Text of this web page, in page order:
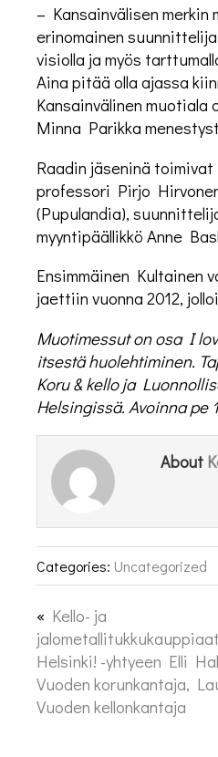
– Kansainvälisen
erinomainen
visiolla ja myös
Aina pitää olla ajassa
Kansainvälinen
Minna Parikka
Raadin jäseninä
professori Pirjo
(Pupulandia),
myyntipäällikkö Anne
Ensimmäinen Kultainen
jaettiin vuonna 2012,
Muotimessut on osa I
itsestä huolehtiminen.
Koru & kello ja
Helsingissä. Avoinna pe
About
Categories: Uncategorized
« Kello- ja
Helsinki! -yhtyeen Elli
Vuoden korunkantaja,
Vuoden kellonkantaja